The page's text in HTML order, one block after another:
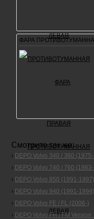
ФАРА
Смотрите так же:
› DEPO Volvo 340 / 360
› DEPO Volvo 740 / 760
› DEPO Volvo 850 (1991-1997)
› DEPO Volvo 940 (1991-
› DEPO Volvo FE / FL (2006-)
› DEPO Volvo FH / FM